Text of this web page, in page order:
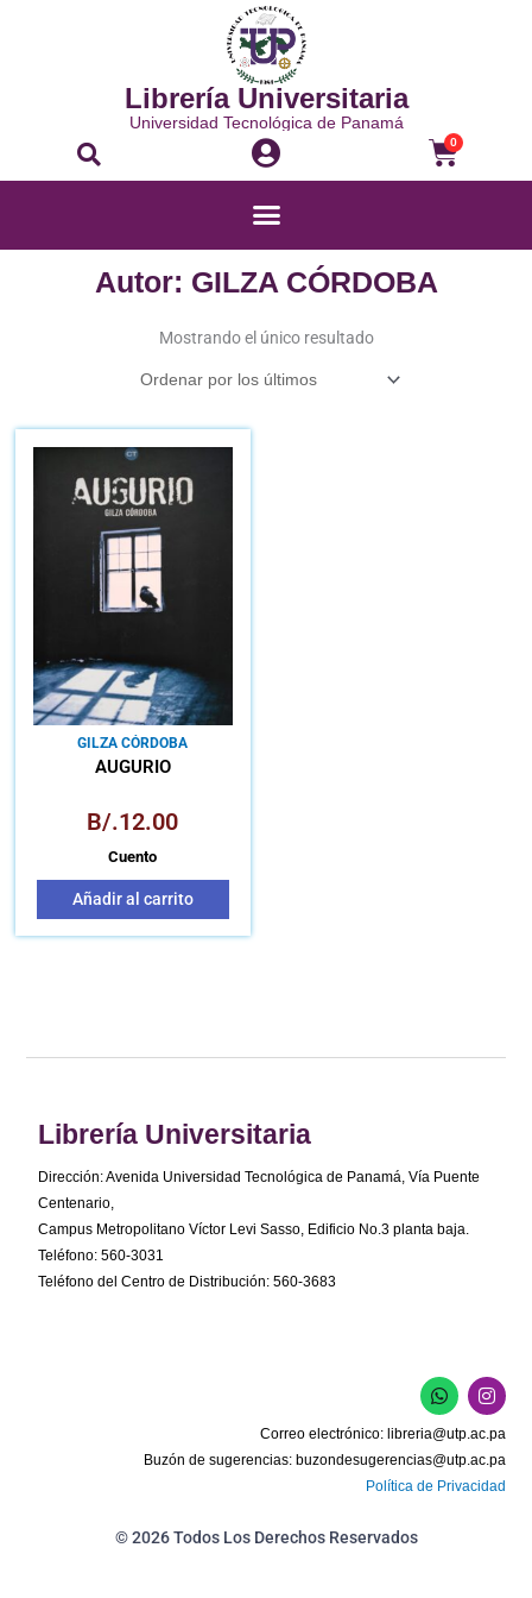
Librería Universitaria
Universidad Tecnológica de Panamá
Buscar 0
Carrito
Menú
Autor: GILZA CÓRDOBA
Mostrando el único resultado
GILZA CÓRDOBA
AUGURIO
B/.12.00
Cuento
Añadir al carrito
Librería Universitaria
Dirección: Avenida Universidad Tecnológica de Panamá, Vía Puente
Centenario,
Campus Metropolitano Víctor Levi Sasso, Edificio No.3 planta baja.
Teléfono: 560-3031
Teléfono del Centro de Distribución: 560-3683
W
h
a
t
s
a
p
I
n
s
t
a
g
r
Correo electrónico: libreria@utp.ac.pa
Buzón de sugerencias: buzondesugerencias@utp.ac.pa
Política de Privacidad
© 2026 Todos Los Derechos Reservados